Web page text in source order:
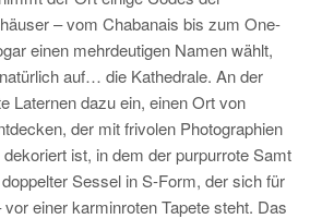
– vom Chabanais bis zum One-
einen mehrdeutigen Namen wählt,
auf… die Kathedrale. An der
Laternen dazu ein, einen Ort von
der mit frivolen Photographien
ist, in dem der purpurrote Samt
Sessel in S-Form, der sich für
einer karminroten Tapete steht. Das